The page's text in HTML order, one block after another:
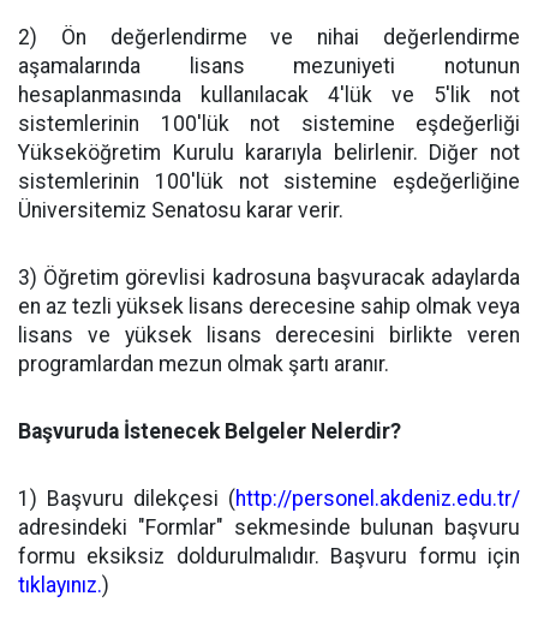
2) Ön değerlendirme ve nihai değerlendirme
aşamalarında lisans mezuniyeti notunun
hesaplanmasında kullanılacak 4'lük ve 5'lik not
sistemlerinin 100'lük not sistemine eşdeğerliği
Yükseköğretim Kurulu kararıyla belirlenir. Diğer not
sistemlerinin 100'lük not sistemine eşdeğerliğine
Üniversitemiz Senatosu karar verir.
3) Öğretim görevlisi kadrosuna başvuracak adaylarda
en az tezli yüksek lisans derecesine sahip olmak veya
lisans ve yüksek lisans derecesini birlikte veren
programlardan mezun olmak şartı aranır.
Başvuruda İstenecek Belgeler Nelerdir?
1) Başvuru dilekçesi (http://personel.akdeniz.edu.tr/
adresindeki "Formlar" sekmesinde bulunan başvuru
formu eksiksiz doldurulmalıdır. Başvuru formu için
tıklayınız.)